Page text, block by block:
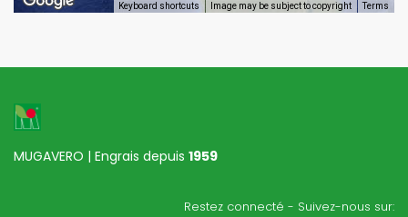
Keyboard shortcuts Image may be subject to copyright Terms
MUGAVERO | Engrais depuis 1959
Restez connecté - Suivez-nous sur: